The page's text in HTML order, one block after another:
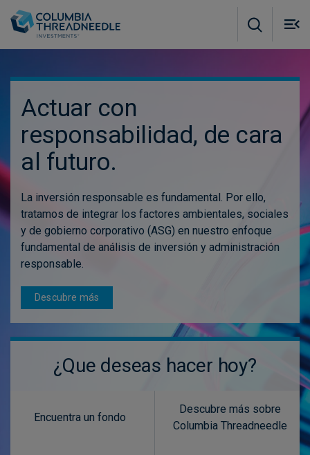
Actuar con
responsabilidad, de cara
al futuro.
La inversión responsable es fundamental. Por ello,
tratamos de integrar los factores ambientales, sociales
y de gobierno corporativo (ASG) en nuestro enfoque
fundamental de análisis de inversión y administración
responsable.
Descubre más
¿Que deseas hacer hoy?
Encuentra un fondo
Descubre más sobre
Columbia Threadneedle